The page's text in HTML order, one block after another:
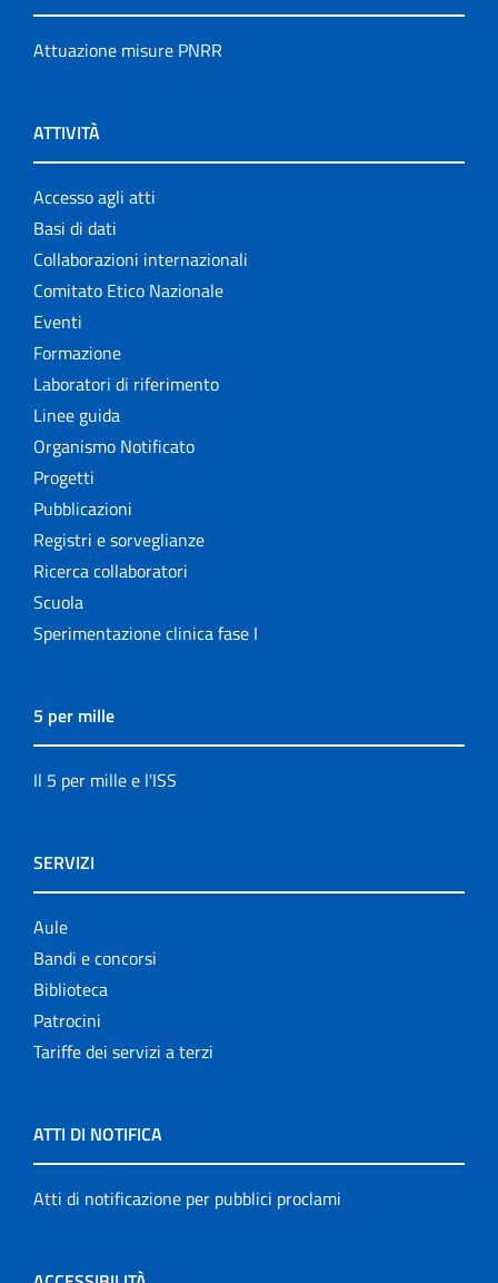
Attuazione misure PNRR
ATTIVITÀ
Accesso agli atti
Basi di dati
Collaborazioni internazionali
Comitato Etico Nazionale
Eventi
Formazione
Laboratori di riferimento
Linee guida
Organismo Notificato
Progetti
Pubblicazioni
Registri e sorveglianze
Ricerca collaboratori
Scuola
Sperimentazione clinica fase I
5 per mille
Il 5 per mille e l'ISS
SERVIZI
Aule
Bandi e concorsi
Biblioteca
Patrocini
Tariffe dei servizi a terzi
ATTI DI NOTIFICA
Atti di notificazione per pubblici proclami